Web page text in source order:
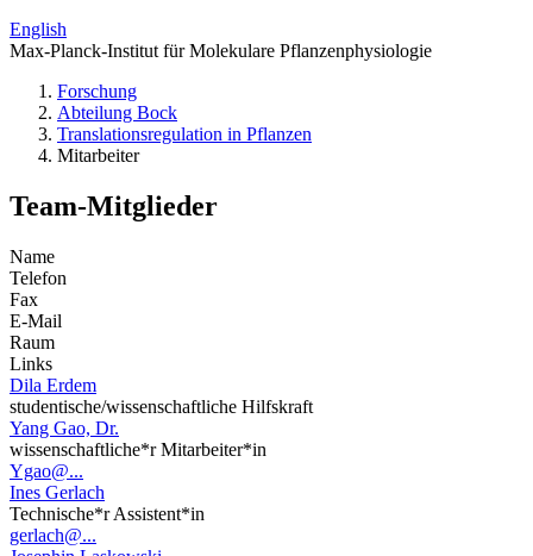
English
Max-Planck-Institut für Molekulare Pflanzenphysiologie
Forschung
Abteilung Bock
Translations­regulation in Pflanzen
Mitarbeiter
Team-Mitglieder
Name
Telefon
Fax
E-Mail
Raum
Links
Dila Erdem
studentische/wissenschaftliche Hilfskraft
Yang Gao, Dr.
wissenschaftliche*r Mitarbeiter*in
Ygao@...
Ines Gerlach
Technische*r Assistent*in
gerlach@...